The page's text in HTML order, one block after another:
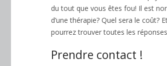
du tout que vous êtes fou! Il est
d’une thérapie? Quel sera le coût?
pourrez trouver toutes les
Prendre contact !